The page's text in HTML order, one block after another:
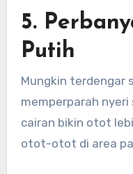
5.
Putih
Mungkin terdengar
memperparah nyeri
cairan bikin otot
otot-otot di area